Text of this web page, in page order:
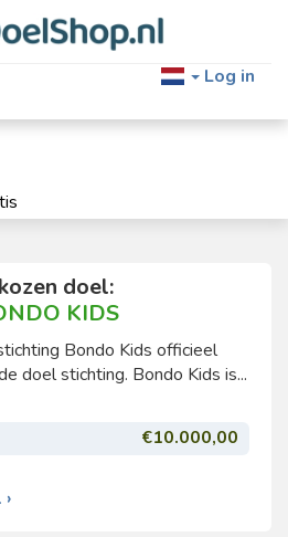
Log in
doel:
KIDS
Bondo Kids officieel
doel stichting. Bondo Kids is...
€10.000,00